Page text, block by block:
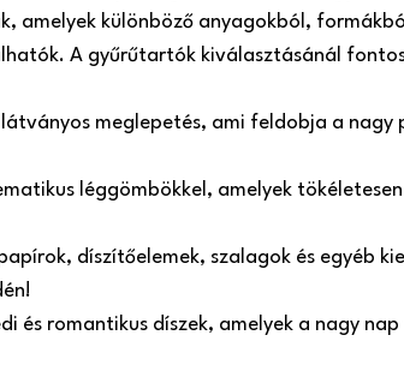
különböző anyagokból,
A gyűrűtartók kiválasztásánál
meglepetés, ami feldobja a
léggömbökkel, amelyek
díszítőelemek, szalagok és egyéb
és romantikus díszek, amelyek a nagy